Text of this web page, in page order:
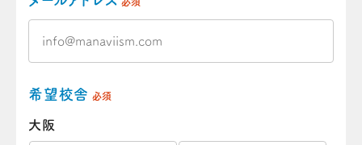
希望校舎 必須
大阪